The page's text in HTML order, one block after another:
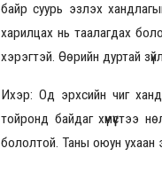
байр суурь эзлэх
харилцах нь таалагдах
хэрэгтэй. Өөрийн дуртай
Ихэр: Од эрхсийн чиг
тойронд байдаг хүмүүстээ
бололтой. Таны оюун ухаан